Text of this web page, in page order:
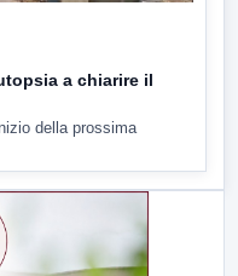
a chiarire il
della prossima